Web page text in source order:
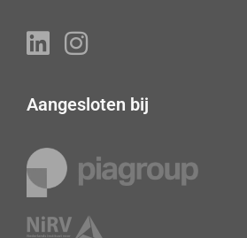
Aangesloten bij